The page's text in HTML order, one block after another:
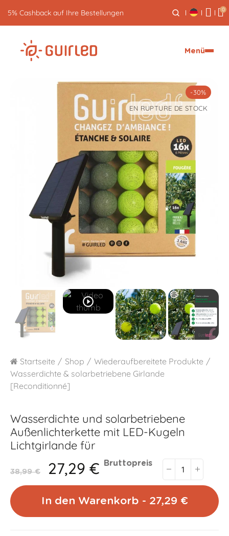
0
Menü
-30%
EN RUPTURE DE STOCK
play_circle_outline
Startseite Shop
Wiederaufbereitete Produkte
Wasserdichte & solarbetriebene Girlande
[Reconditionné]
Wasserdichte und solarbetriebene
Außenlichterkette mit LED-Kugeln
Lichtgirlande für
38,99 € 27,29 € Bruttopreis
In den Warenkorb - 27,29 €